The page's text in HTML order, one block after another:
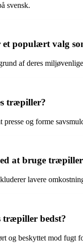
svensk.
populært valg
af deres
træpiller?
og forme
at bruge
lavere
træpiller bedst?
og beskyttet mod fugt